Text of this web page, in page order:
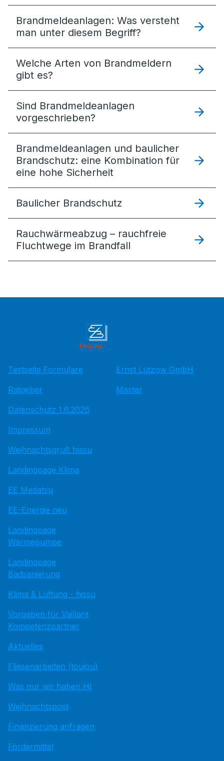
Brandmeldeanlagen: Was versteht
man unter diesem Begriff?
Welche Arten von Brandmeldern
gibt es?
Sind Brandmeldeanlagen
vorgeschrieben?
Brandmeldeanlagen und baulicher
Brandschutz: eine Kombination für
eine hohe Sicherheit
Baulicher Brandschutz
Rauchwärme­abzug – rauchfreie
Fluchtwege im Brandfall
Testseite Formulare
Ratgeber
Datenschutz 1.6.2026
Impressum
Weihnachtsgruß hissu
Landingpage Klima
EE Medatsu
EE-Energie neu
Landingpage
Wärmepumpe
Landingpage
Badsanierung
Klima & Lüftung - hissu
Vorgaben für Vaillant
Kompetenzpartner
Aktuelles
Fliesenarbeiten (toujou)
Was nur wir haben HI
Weihnachtspost
Finanzierung anfragen
Fördermittel
Ernst Lützow GmbH
Master